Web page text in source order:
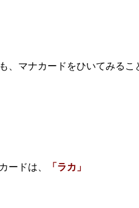
、マナカードをひいてみるこ
ードは、 「ラカ」